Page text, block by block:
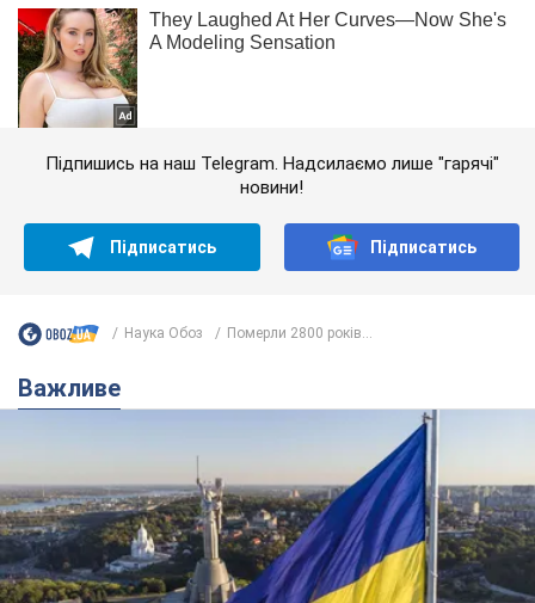
Підпишись на наш Telegram. Надсилаємо лише "гарячі"
новини!
Підписатись Підписатись
Наука Обоз Померли 2800 років...
Важливе